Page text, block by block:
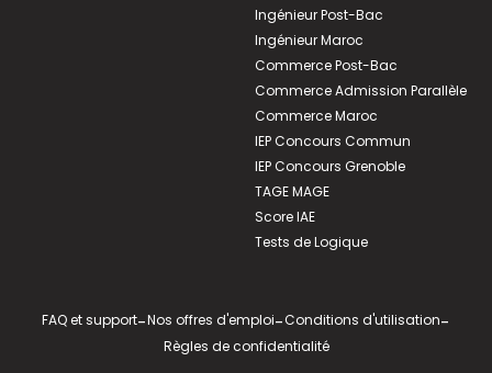
Ingénieur Post-Bac
Ingénieur Maroc
Commerce Post-Bac
Commerce Admission Parallèle
Commerce Maroc
IEP Concours Commun
IEP Concours Grenoble
TAGE MAGE
Score IAE
Tests de Logique
FAQ et support-Nos offres d'emploi-Conditions d'utilisation-
Règles de confidentialité